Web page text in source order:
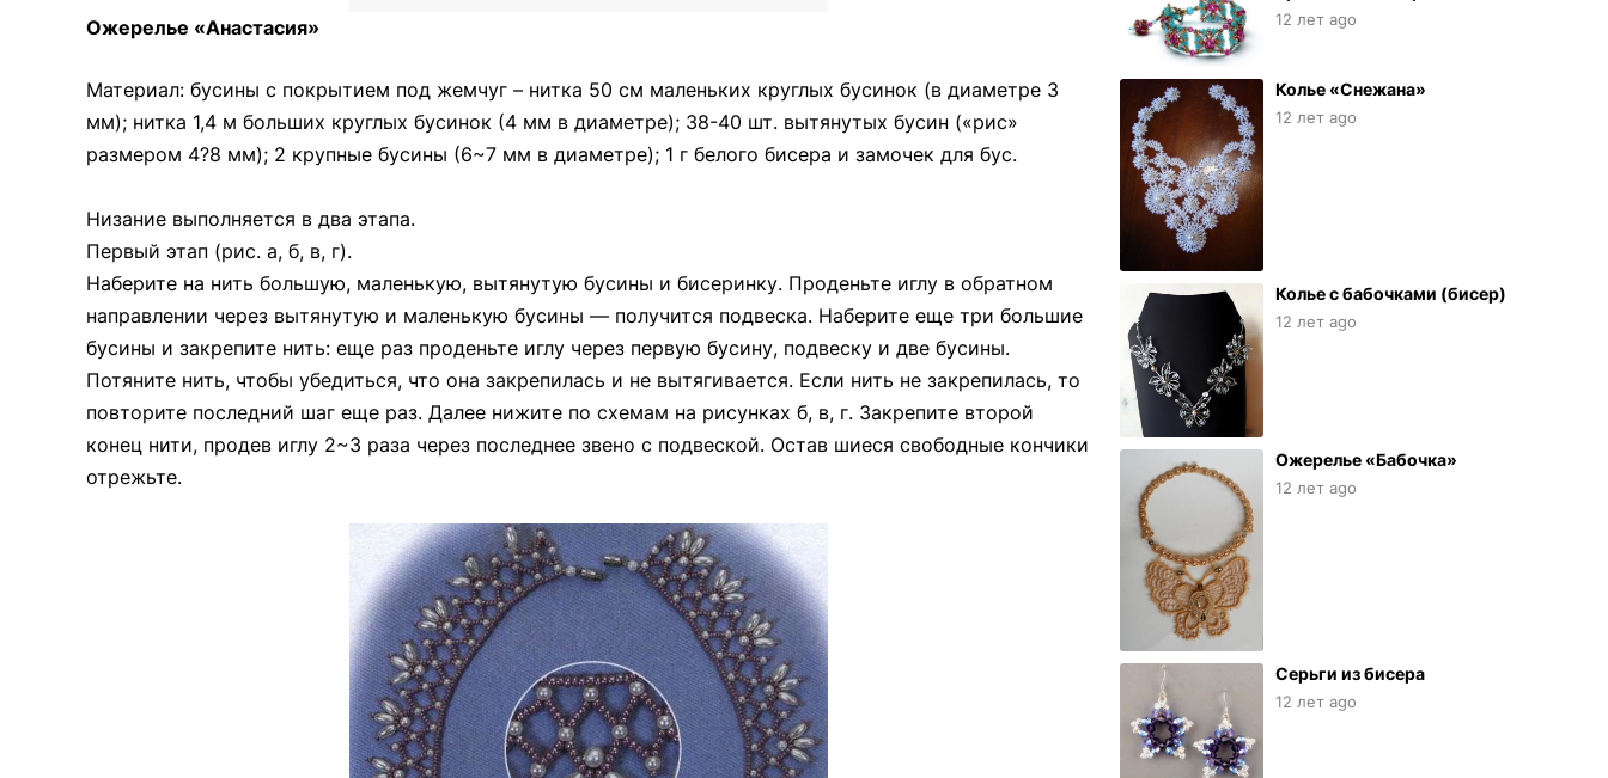
Ожерелье «Анастасия»
Материал: бусины с покрытием под жемчуг – нитка 50 см маленьких круглых бусинок (в диаметре 3
мм); нитка 1,4 м больших круглых бусинок (4 мм в диаметре); 38-40 шт. вытянутых бусин («рис»
размером 4?8 мм); 2 крупные бусины (6~7 мм в диаметре); 1 г белого бисера и замочек для бус.
Низание выполняется в два этапа.
Первый этап (рис. а, б, в, г).
Наберите на нить большую, маленькую, вытянутую бусины и бисеринку. Проденьте иглу в обратном
направлении через вытянутую и маленькую бусины — получится подвеска. Наберите еще три большие
бусины и закрепите нить: еще раз проденьте иглу через первую бусину, подвеску и две бусины.
Потяните нить, чтобы убедиться, что она закрепилась и не вытягивается. Если нить не закрепилась, то
повторите последний шаг еще раз. Далее нижите по схемам на рисунках б, в, г. Закрепите второй
конец нити, продев иглу 2~3 раза через последнее звено с подвеской. Остав шиеся свободные кончики
отрежьте.
12 лет ago
Колье «Снежана»
12 лет ago
Колье с бабочками (бисер)
12 лет ago
Ожерелье «Бабочка»
12 лет ago
Серьги из бисера
12 лет ago